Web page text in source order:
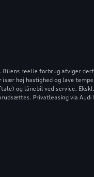
reelle forbrug afviger
høj hastighed og lave
og lånebil ved service.
Privatleasing via Audi